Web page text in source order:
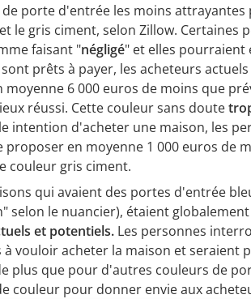
de porte d'entrée les moins
le gris ciment, selon Zillow. Certaines
faisant "négligé" et elles pourraient
sont prêts à payer, les acheteurs
moyenne 6 000 euros de moins que
réussi. Cette couleur sans doute
intention d'acheter une maison, les
en moyenne 1 000 euros de
couleur gris ciment.
qui avaient des portes d'entrée
selon le nuancier), étaient globalement
et potentiels. Les personnes
à vouloir acheter la maison et seraient
plus que pour d'autres couleurs de
couleur pour donner envie aux